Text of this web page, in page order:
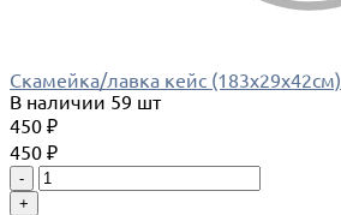
Скамейка/лавка кейс (183x29x42см)
В наличии 59 шт
450 ₽
450 ₽
-
+